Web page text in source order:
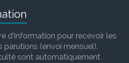
d'information pour recevoir les
parutions (envoi mensuel).
sont automatiquement